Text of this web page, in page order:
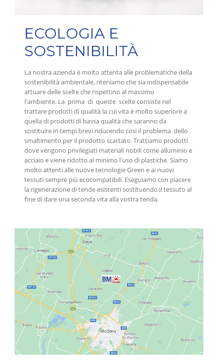
ECOLOGIA E
SOSTENIBILITÀ
La nostra azienda è molto attenta alle problematiche della
sostenibilità ambientale, riteniamo che sia indispensabile
attuare delle scelte che rispettino al massimo
l'ambiente. La prima di queste scelte consiste nel
trattare prodotti di qualità la cui vita è molto superiore a
quella di prodotti di bassa qualità che saranno da
sostituire in tempi brevi riducendo cosi il problema dello
smaltimento per il prodotto scartato. Trattiamo prodotti
dove vengono privilegiati materiali nobili come alluminio e
acciaio e viene ridotto al minimo l'uso di plastiche. Siamo
molto attenti alle nuove tecnologie Green e ai nuovi
tessuti sempre più ecocompatibili. Eseguiamo con piacere
la rigenerazione di tende esistenti sostituendo il tessuto al
fine di dare una seconda vita alla vostra tenda.